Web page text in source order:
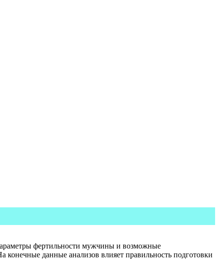
фертильности мужчины и возможные
конечные данные анализов влияет правильность подготовки